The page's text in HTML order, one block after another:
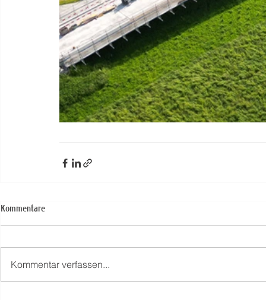
Kommentare
Kommentar verfassen...